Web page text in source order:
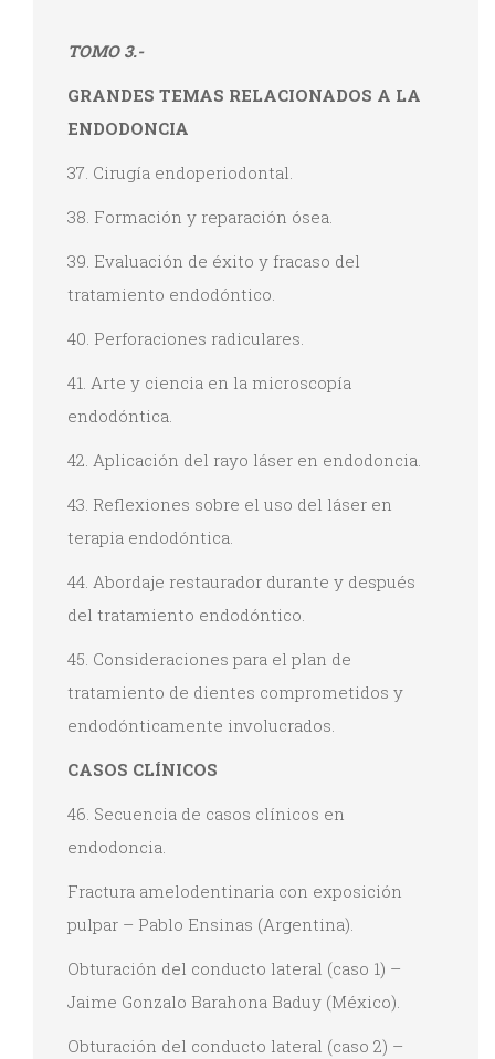
TOMO 3.-
GRANDES TEMAS RELACIONADOS A LA
ENDODONCIA
37. Cirugía endoperiodontal.
38. Formación y reparación ósea.
39. Evaluación de éxito y fracaso del
tratamiento endodóntico.
40. Perforaciones radiculares.
41. Arte y ciencia en la microscopía
endodóntica.
42. Aplicación del rayo láser en endodoncia.
43. Reflexiones sobre el uso del láser en
terapia endodóntica.
44. Abordaje restaurador durante y después
del tratamiento endodóntico.
45. Consideraciones para el plan de
tratamiento de dientes comprometidos y
endodónticamente involucrados.
CASOS CLÍNICOS
46. Secuencia de casos clínicos en
endodoncia.
Fractura amelodentinaria con exposición
pulpar – Pablo Ensinas (Argentina).
Obturación del conducto lateral (caso 1) –
Jaime Gonzalo Barahona Baduy (México).
Obturación del conducto lateral (caso 2) –